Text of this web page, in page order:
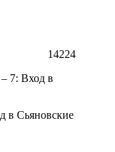
14224
в Сьяновские